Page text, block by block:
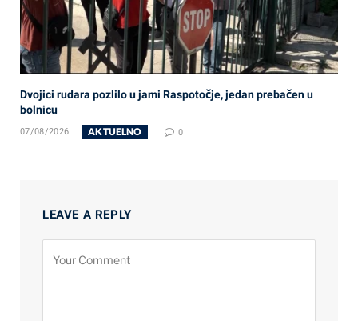
Dvojici rudara pozlilo u jami Raspotočje, jedan prebačen u
bolnicu
07/08/2026 AKTUELNO 0
LEAVE A REPLY